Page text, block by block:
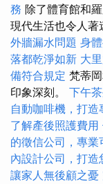
務 除了體育館和
現代生活也令人著
外牆漏水問題 身
落都乾淨如新 大
備符合規定 梵蒂
印象深刻。 下午
自動咖啡機，打
了解產後照護費用
的徵信公司，專業
內設計公司，打造
讓家人無後顧之憂